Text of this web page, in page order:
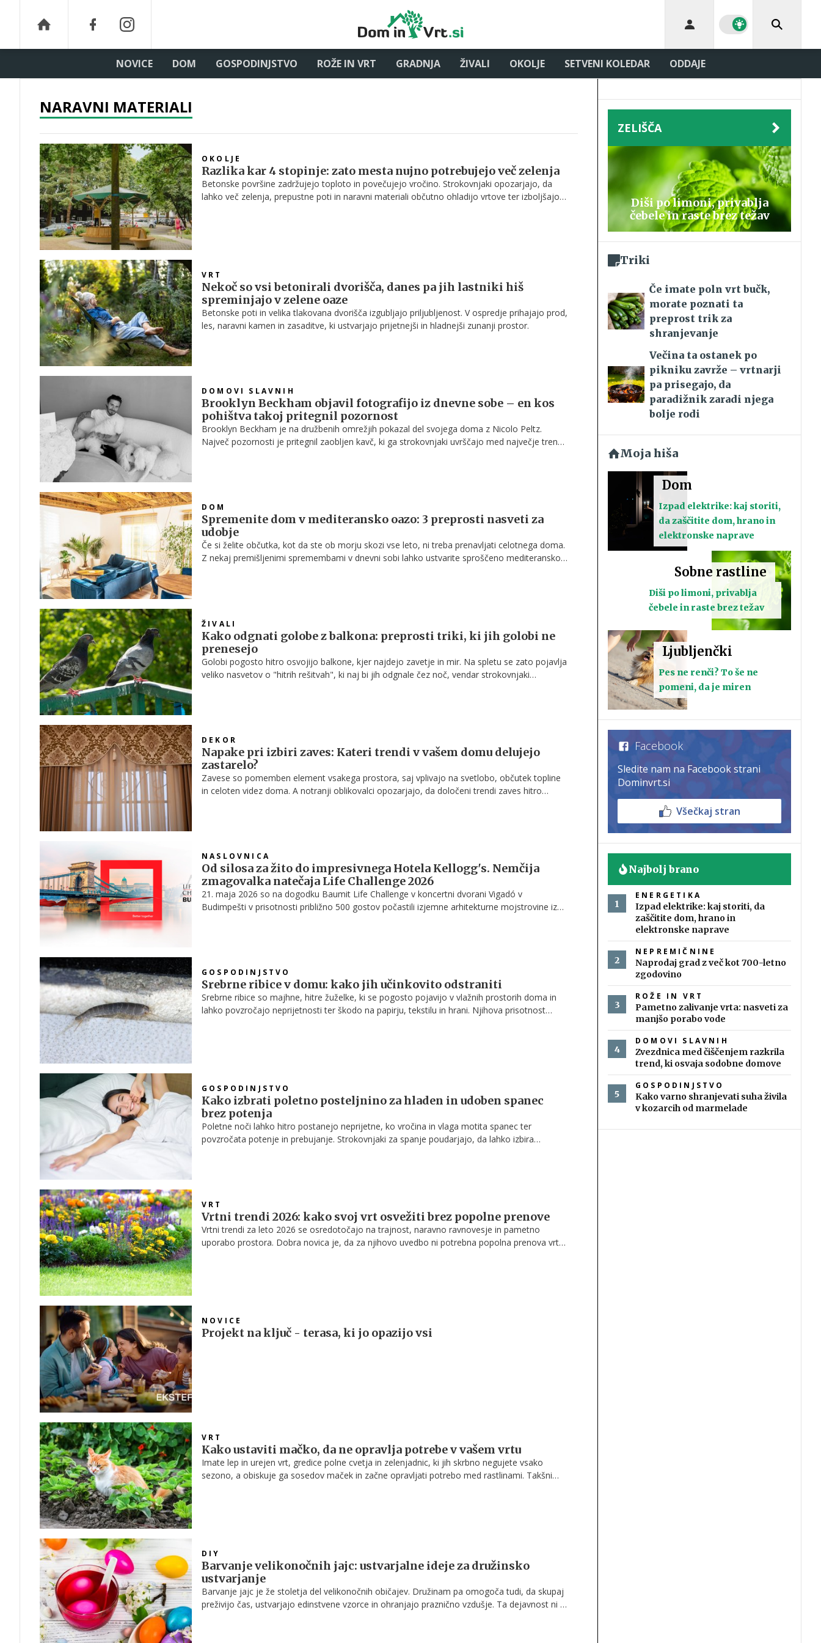
NOVICE DOM GOSPODINJSTVO ROŽE IN VRT GRADNJA ŽIVALI OKOLJE SETVENI KOLEDAR ODDAJE
NARAVNI MATERIALI
OKOLJE
Razlika kar 4 stopinje: zato mesta nujno potrebujejo več zelenja
Betonske površine zadržujejo toploto in povečujejo vročino. Strokovnjaki opozarjajo, da
lahko več zelenja, prepustne poti in naravni materiali občutno ohladijo vrtove ter izboljšajo
VRT
Nekoč so vsi betonirali dvorišča, danes pa jih lastniki hiš
spreminjajo v zelene oaze
Betonske poti in velika tlakovana dvorišča izgubljajo priljubljenost. V ospredje prihajajo prod,
les, naravni kamen in zasaditve, ki ustvarjajo prijetnejši in hladnejši zunanji prostor.
DOMOVI SLAVNIH
Brooklyn Beckham objavil fotografijo iz dnevne sobe – en kos
pohištva takoj pritegnil pozornost
Brooklyn Beckham je na družbenih omrežjih pokazal del svojega doma z Nicolo Peltz.
Največ pozornosti je pritegnil zaobljen kavč, ki ga strokovnjaki uvrščajo med največje trende
DOM
Spremenite dom v mediteransko oazo: 3 preprosti nasveti za
udobje
Če si želite občutka, kot da ste ob morju skozi vse leto, ni treba prenavljati celotnega doma.
Z nekaj premišljenimi spremembami v dnevni sobi lahko ustvarite sproščeno mediteransko
ŽIVALI
Kako odgnati golobe z balkona: preprosti triki, ki jih golobi ne
prenesejo
Golobi pogosto hitro osvojijo balkone, kjer najdejo zavetje in mir. Na spletu se zato pojavlja
veliko nasvetov o "hitrih rešitvah", ki naj bi jih odgnale čez noč, vendar strokovnjaki
DEKOR
Napake pri izbiri zaves: Kateri trendi v vašem domu delujejo
zastarelo?
Zavese so pomemben element vsakega prostora, saj vplivajo na svetlobo, občutek topline
in celoten videz doma. A notranji oblikovalci opozarjajo, da določeni trendi zaves hitro
NASLOVNICA
Od silosa za žito do impresivnega Hotela Kellogg's. Nemčija
zmagovalka natečaja Life Challenge 2026
21. maja 2026 so na dogodku Baumit Life Challenge v koncertni dvorani Vigadó v
Budimpešti v prisotnosti približno 500 gostov počastili izjemne arhitekturne mojstrovine iz
GOSPODINJSTVO
Srebrne ribice v domu: kako jih učinkovito odstraniti
Srebrne ribice so majhne, hitre žuželke, ki se pogosto pojavijo v vlažnih prostorih doma in
lahko povzročajo neprijetnosti ter škodo na papirju, tekstilu in hrani. Njihova prisotnost
GOSPODINJSTVO
Kako izbrati poletno posteljnino za hladen in udoben spanec
brez potenja
Poletne noči lahko hitro postanejo neprijetne, ko vročina in vlaga motita spanec ter
povzročata potenje in prebujanje. Strokovnjaki za spanje poudarjajo, da lahko izbira
VRT
Vrtni trendi 2026: kako svoj vrt osvežiti brez popolne prenove
Vrtni trendi za leto 2026 se osredotočajo na trajnost, naravno ravnovesje in pametno
uporabo prostora. Dobra novica je, da za njihovo uvedbo ni potrebna popolna prenova vrta,
NOVICE
Projekt na ključ - terasa, ki jo opazijo vsi
VRT
Kako ustaviti mačko, da ne opravlja potrebe v vašem vrtu
Imate lep in urejen vrt, gredice polne cvetja in zelenjadnic, ki jih skrbno negujete vsako
sezono, a obiskuje ga sosedov maček in začne opravljati potrebo med rastlinami. Takšni
DIY
Barvanje velikonočnih jajc: ustvarjalne ideje za družinsko
ustvarjanje
Barvanje jajc je že stoletja del velikonočnih običajev. Družinam pa omogoča tudi, da skupaj
preživijo čas, ustvarjajo edinstvene vzorce in ohranjajo praznično vzdušje. Ta dejavnost ni le
ZELIŠČA
Diši po limoni, privablja
čebele in raste brez težav
Triki
Če imate poln vrt bučk,
morate poznati ta
preprost trik za
shranjevanje
Večina ta ostanek po
pikniku zavrže – vrtnarji
pa prisegajo, da
paradižnik zaradi njega
bolje rodi
Moja hiša
Dom
Izpad elektrike: kaj storiti,
da zaščitite dom, hrano in
elektronske naprave
Sobne rastline
Diši po limoni, privablja
čebele in raste brez težav
Ljubljenčki
Pes ne renči? To še ne
pomeni, da je miren
Facebook
Sledite nam na Facebook strani
Dominvrt.si
Všečkaj stran
Najbolj brano
ENERGETIKA
Izpad elektrike: kaj storiti, da
zaščitite dom, hrano in
elektronske naprave
NEPREMIČNINE
Naprodaj grad z več kot 700-letno
zgodovino
ROŽE IN VRT
Pametno zalivanje vrta: nasveti za
manjšo porabo vode
DOMOVI SLAVNIH
Zvezdnica med čiščenjem razkrila
trend, ki osvaja sodobne domove
GOSPODINJSTVO
Kako varno shranjevati suha živila
v kozarcih od marmelade